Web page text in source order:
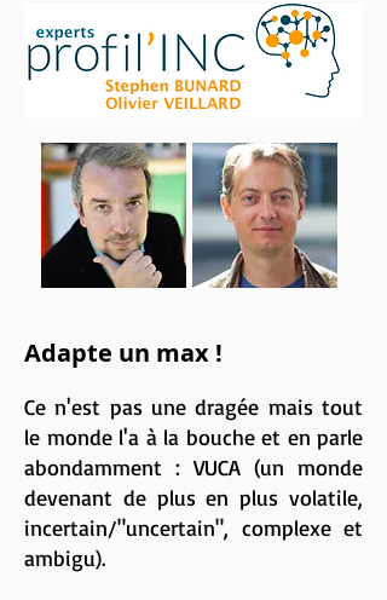
Adapte un max !
Ce n'est pas une dragée mais tout
le monde l'a à la bouche et en parle
abondamment : VUCA (un monde
devenant de plus en plus volatile,
incertain/"uncertain", complexe et
ambigu).